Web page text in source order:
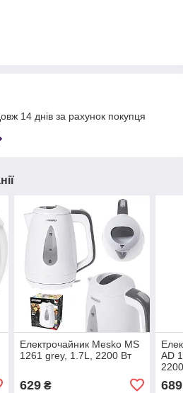
14 днів за рахунок покупця
Електрочайник Mesko MS
1261 grey, 1.7L, 2200 Вт
629₴
AD
689